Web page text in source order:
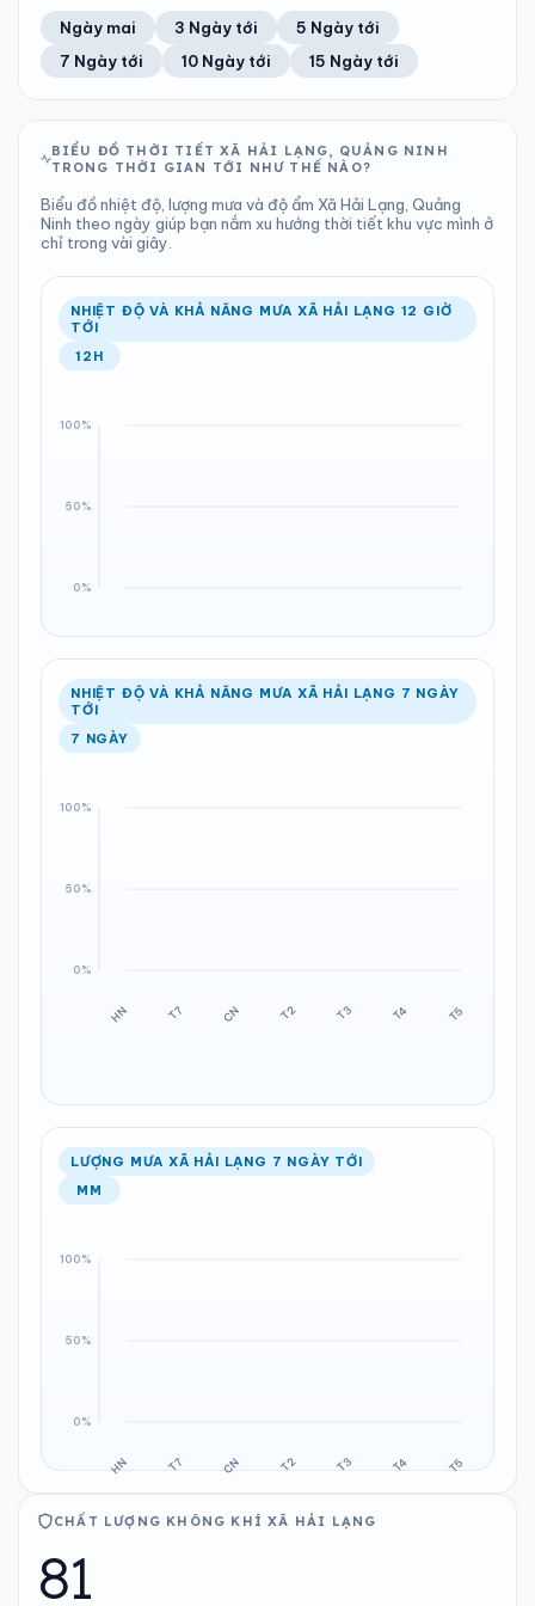
24°C 100%
Khả năng mưa
1.35 mm
Tổng cả ngày
1000 hPa
Bình thường
12
Chỉ số UV
Tốt
Ước lượng
25°C
Ổn định
100%
Khả năng mưa
Trung bình ngày Tốc độ gió
TIA UV TẦM NHÌN
LƯỢNG MƯA
2.79 mm
Tổng cả ngày
ÁP SUẤT
1000 hPa
Bình thường
Ổn định Khả năng mưa
Ngày mai 3 Ngày tới
5 Ngày tới
7 Ngày tới
10 Ngày tới 15 Ngày tới
BIỂU ĐỒ THỜI TIẾT XÃ HẢI LẠNG, QUẢNG NINH
TRONG THỜI GIAN TỚI NHƯ THẾ NÀO?
Biểu đồ nhiệt độ, lượng mưa và độ ẩm Xã Hải Lạng, Quảng
Ninh theo ngày giúp bạn nắm xu hướng thời tiết khu vực mình ở
chỉ trong vài giây.
NHIỆT ĐỘ VÀ KHẢ NĂNG MƯA XÃ HẢI LẠNG 12 GIỜ
TỚI
12H
NHIỆT ĐỘ VÀ KHẢ NĂNG MƯA XÃ HẢI LẠNG 7 NGÀY
TỚI
7 NGÀY
LƯỢNG MƯA XÃ HẢI LẠNG 7 NGÀY TỚI
MM
CHẤT LƯỢNG KHÔNG KHÍ XÃ HẢI LẠNG
81